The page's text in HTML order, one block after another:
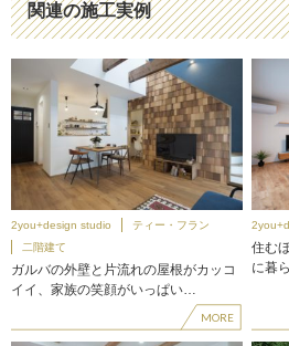
関連の施工実例
2you+design studio
ティー・フラン
二階建て
ガルバの外壁と片流れの屋根がカッコ
イイ、家族の笑顔がいっぱい…
MORE
住む
に暮